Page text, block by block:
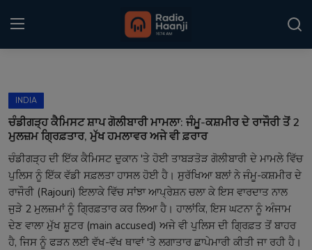
Home
Punjabi Podcast
Kitaab Kahani
Gallery
Sponsors
INDIA
ਚੰਡੀਗੜ੍ਹ ਕੈਮਿਸਟ ਸ਼ਾਪ ਗੋਲੀਬਾਰੀ ਮਾਮਲਾ: ਜੰਮੂ-ਕਸ਼ਮੀਰ ਦੇ ਰਾਜੌਰੀ ਤੋਂ 2
ਮੁਲਜ਼ਮ ਗ੍ਰਿਫ਼ਤਾਰ, ਮੁੱਖ ਹਮਲਾਵਰ ਅਜੇ ਵੀ ਫ਼ਰਾਰ
ਚੰਡੀਗੜ੍ਹ ਦੀ ਇੱਕ ਕੈਮਿਸਟ ਦੁਕਾਨ 'ਤੇ ਹੋਈ ਤਾਬੜਤੋੜ ਗੋਲੀਬਾਰੀ ਦੇ ਮਾਮਲੇ ਵਿੱਚ
ਪੁਲਿਸ ਨੂੰ ਇੱਕ ਵੱਡੀ ਸਫ਼ਲਤਾ ਹਾਸਲ ਹੋਈ ਹੈ। ਸੁਰੱਖਿਆ ਬਲਾਂ ਨੇ ਜੰਮੂ-ਕਸ਼ਮੀਰ ਦੇ
ਰਾਜੌਰੀ (Rajouri) ਇਲਾਕੇ ਵਿੱਚ ਸਾਂਝਾ ਆਪ੍ਰੇਸ਼ਨ ਚਲਾ ਕੇ ਇਸ ਵਾਰਦਾਤ ਨਾਲ
ਜੁੜੇ 2 ਮੁਲਜ਼ਮਾਂ ਨੂੰ ਗ੍ਰਿਫ਼ਤਾਰ ਕਰ ਲਿਆ ਹੈ। ਹਾਲਾਂਕਿ, ਇਸ ਘਟਨਾ ਨੂੰ ਅੰਜਾਮ
ਦੇਣ ਵਾਲਾ ਮੁੱਖ ਸ਼ੂਟਰ (main accused) ਅਜੇ ਵੀ ਪੁਲਿਸ ਦੀ ਗ੍ਰਿਫ਼ਤ ਤੋਂ ਬਾਹਰ
ਹੈ, ਜਿਸ ਨੂੰ ਫੜਨ ਲਈ ਵੱਖ-ਵੱਖ ਥਾਵਾਂ 'ਤੇ ਲਗਾਤਾਰ ਛਾਪੇਮਾਰੀ ਕੀਤੀ ਜਾ ਰਹੀ ਹੈ।